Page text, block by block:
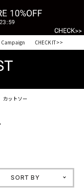
Campaign CHECK IT>>
カットソー
SORT BY